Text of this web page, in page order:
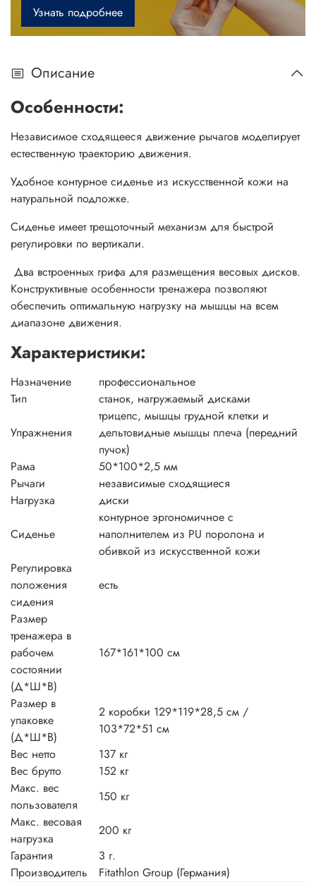
Узнать подробнее
Описание
Особенности:
Независимое сходящееся движение рычагов моделирует
естественную траекторию движения.
Удобное контурное сиденье из искусственной кожи на
натуральной подложке.
Сиденье имеет трещоточный механизм для быстрой
регулировки по вертикали.
Два встроенных грифа для размещения весовых дисков.
Конструктивные особенности тренажера позволяют
обеспечить оптимальную нагрузку на мышцы на всем
диапазоне движения.
Характеристики:
Назначение
профессиональное
Тип
станок, нагружаемый дисками
Упражнения
трицепс, мышцы грудной клетки и
дельтовидные мышцы плеча (передний
пучок)
Рама
50*100*2,5 мм
Рычаги
независимые сходящиеся
Нагрузка
диски
Сиденье
контурное эргономичное с
наполнителем из PU поролона и
обивкой из искусственной кожи
Регулировка
положения
сидения
есть
Размер
тренажера в
рабочем
состоянии
(Д*Ш*В)
167*161*100 см
Размер в
упаковке
(Д*Ш*В)
2 коробки 129*119*28,5 см /
103*72*51 см
Вес нетто
137 кг
Вес брутто
152 кг
Макс. вес
пользователя
150 кг
Макс. весовая
нагрузка
200 кг
Гарантия
3 г.
Производитель
Fitathlon Group (Германия)